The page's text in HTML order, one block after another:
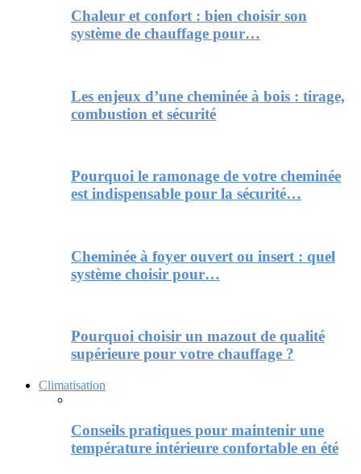
Chaleur et confort : bien choisir son
système de chauffage pour…
Les enjeux d’une cheminée à bois : tirage,
combustion et sécurité
Pourquoi le ramonage de votre cheminée
est indispensable pour la sécurité…
Cheminée à foyer ouvert ou insert : quel
système choisir pour…
Pourquoi choisir un mazout de qualité
supérieure pour votre chauffage ?
Climatisation
Conseils pratiques pour maintenir une
température intérieure confortable en été